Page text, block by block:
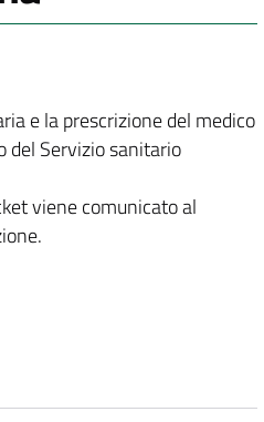
e la prescrizione del medico
del Servizio sanitario
viene comunicato al